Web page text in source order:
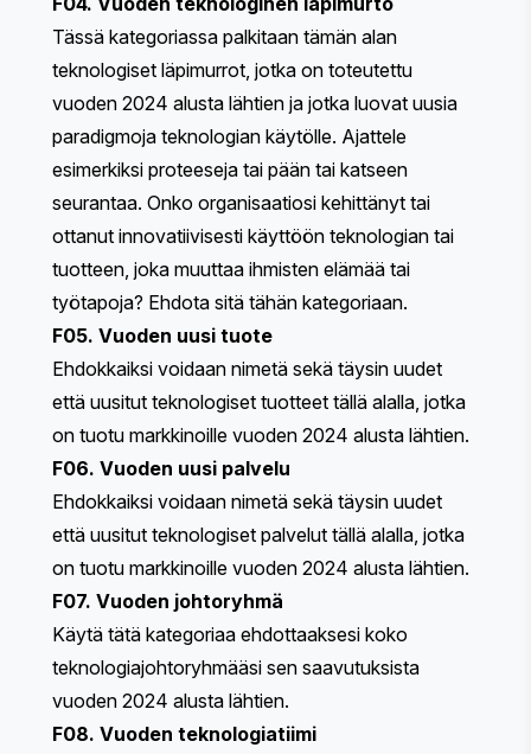
Tässä kategoriassa palkitaan tämän alan
teknologiset läpimurrot, jotka on toteutettu
vuoden 2024 alusta lähtien ja jotka luovat uusia
paradigmoja teknologian käytölle. Ajattele
esimerkiksi proteeseja tai pään tai katseen
seurantaa. Onko organisaatiosi kehittänyt tai
ottanut innovatiivisesti käyttöön teknologian tai
tuotteen, joka muuttaa ihmisten elämää tai
työtapoja? Ehdota sitä tähän kategoriaan.
F05. Vuoden uusi tuote
Ehdokkaiksi voidaan nimetä sekä täysin uudet
että uusitut teknologiset tuotteet tällä alalla, jotka
on tuotu markkinoille vuoden 2024 alusta lähtien.
F06. Vuoden uusi palvelu
Ehdokkaiksi voidaan nimetä sekä täysin uudet
että uusitut teknologiset palvelut tällä alalla, jotka
on tuotu markkinoille vuoden 2024 alusta lähtien.
F07. Vuoden johtoryhmä
Käytä tätä kategoriaa ehdottaaksesi koko
teknologiajohtoryhmääsi sen saavutuksista
vuoden 2024 alusta lähtien.
F08. Vuoden teknologiatiimi